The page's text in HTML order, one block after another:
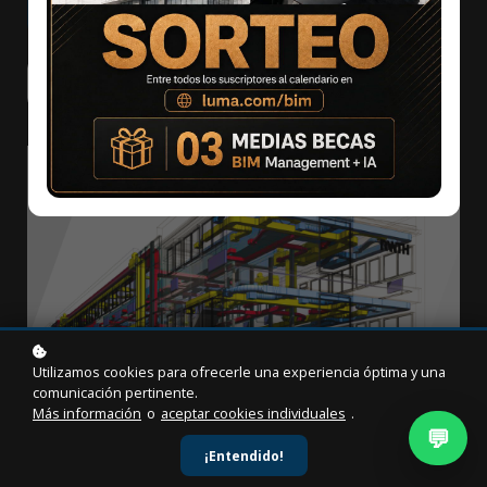
Agregar al carrito $85 $39
Contacta a un asesor
💬
Utilizamos cookies para ofrecerle una experiencia óptima y una
comunicación pertinente.
Más información o aceptar cookies individuales .
¡Entendido!